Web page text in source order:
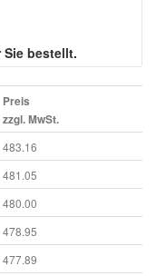
bestellt.
Preis
zzgl. MwSt.
483.16
481.05
480.00
478.95
477.89